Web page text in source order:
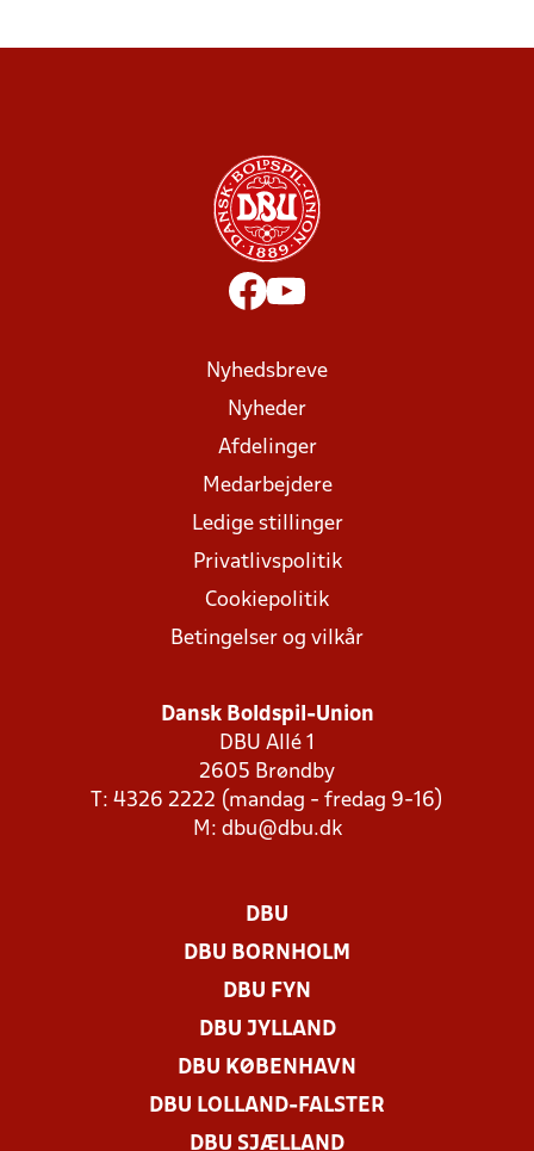
Nyhedsbreve
Nyheder
Afdelinger
Medarbejdere
Ledige stillinger
Privatlivspolitik
Cookiepolitik
Betingelser og vilkår
Dansk Boldspil-Union
DBU Allé 1
2605 Brøndby
T: 4326 2222 (mandag - fredag 9-16)
M: dbu@dbu.dk
DBU
DBU BORNHOLM
DBU FYN
DBU JYLLAND
DBU KØBENHAVN
DBU LOLLAND-FALSTER
DBU SJÆLLAND